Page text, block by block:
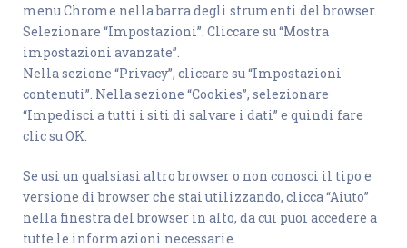
menu Chrome nella barra degli strumenti del browser.
Selezionare “Impostazioni”. Cliccare su “Mostra
impostazioni avanzate”.
Nella sezione “Privacy”, cliccare su “Impostazioni
contenuti”. Nella sezione “Cookies”, selezionare
“Impedisci a tutti i siti di salvare i dati” e quindi fare
clic su OK.
Se usi un qualsiasi altro browser o non conosci il tipo e
versione di browser che stai utilizzando, clicca “Aiuto”
nella finestra del browser in alto, da cui puoi accedere a
tutte le informazioni necessarie.